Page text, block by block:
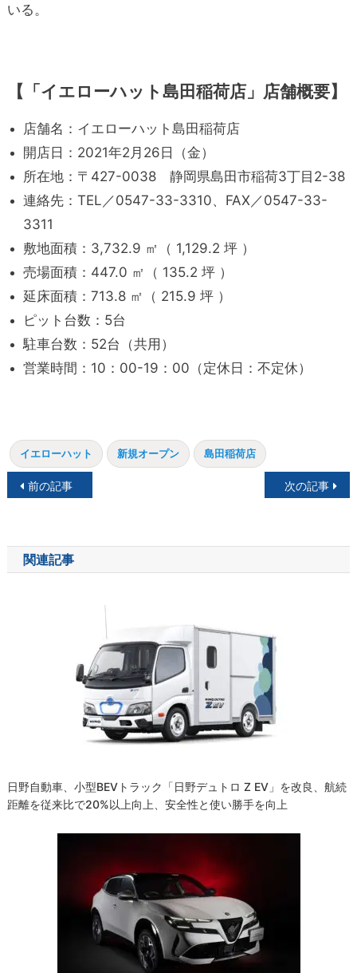
いる。
【「イエローハット島田稲荷店」店舗概要】
店舗名：イエローハット島田稲荷店
開店日：2021年2月26日（金）
所在地：〒427-0038 静岡県島田市稲荷3丁目2-38
連絡先：TEL／0547-33-3310、FAX／0547-33-
3311
敷地面積：3,732.9 ㎡（ 1,129.2 坪 ）
売場面積：447.0 ㎡（ 135.2 坪 ）
延床面積：713.8 ㎡（ 215.9 坪 ）
ピット台数：5台
駐車台数：52台（共用）
営業時間：10：00-19：00（定休日：不定休）
イエローハット 新規オープン 島田稲荷店
投
ナ
ビ
前の記事 次の記事
関連記事
日野自動車、小型BEVトラック「日野デュトロ Z EV」を改良、航続
距離を従来比で20%以上向上、安全性と使い勝手を向上